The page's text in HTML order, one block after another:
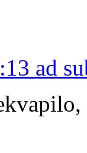
ad